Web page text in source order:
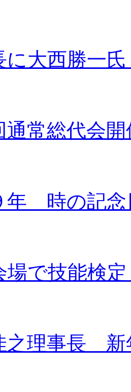
に大西勝一
通常総代会開
年 時の記
場で技能検
之理事長 新